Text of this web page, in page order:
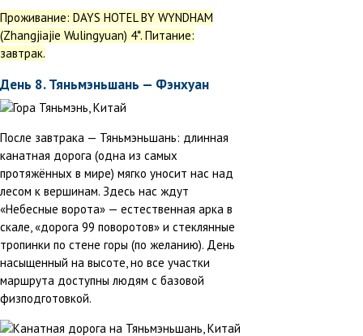
Проживание: DAYS HOTEL BY WYNDHAM
(Zhangjiajie Wulingyuan) 4*. Питание:
завтрак.
День 8. Тяньмэньшань — Фэнхуан
После завтрака — Тяньмэньшань: длинная
канатная дорога (одна из самых
протяжённых в мире) мягко уносит нас над
лесом к вершинам. Здесь нас ждут
«Небесные ворота» — естественная арка в
скале, «дорога 99 поворотов» и стеклянные
тропинки по стене горы (по желанию). День
насыщенный на высоте, но все участки
маршрута доступны людям с базовой
физподготовкой.